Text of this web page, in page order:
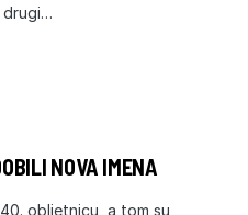
drugi…
NOVA IMENA
obljetnicu, a tom su